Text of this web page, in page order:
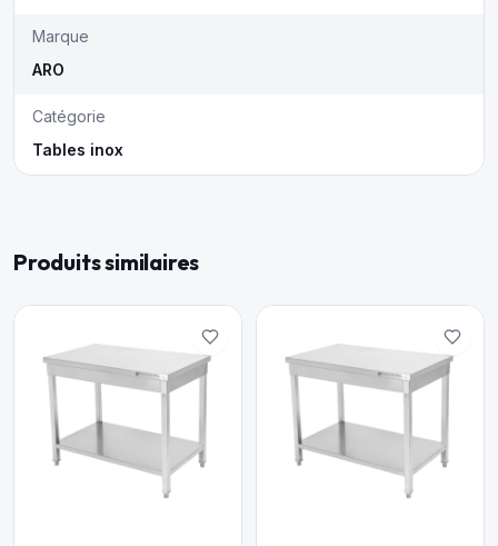
Marque
ARO
Catégorie
Tables inox
Produits similaires